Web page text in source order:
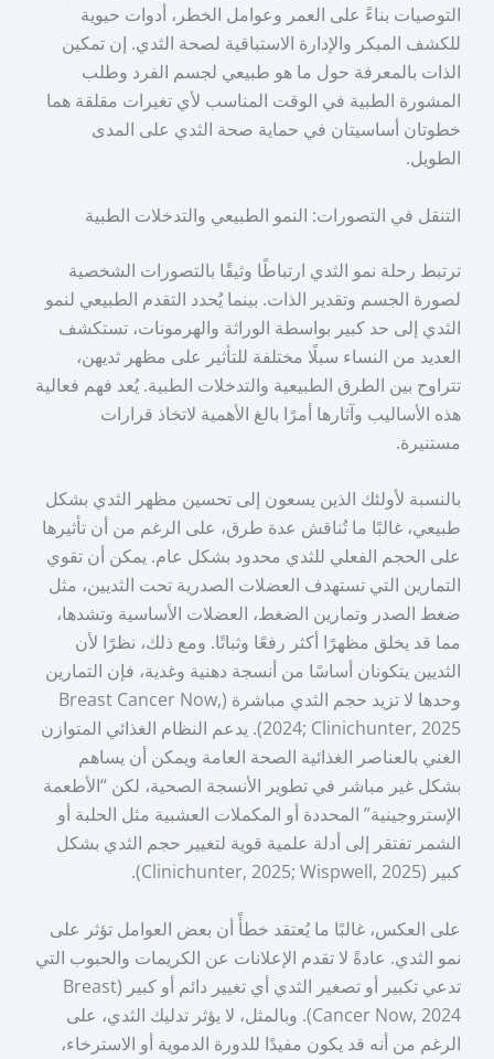
التوصيات بناءً على العمر وعوامل الخطر، أدوات حيوية
للكشف المبكر والإدارة الاستباقية لصحة الثدي. إن تمكين
الذات بالمعرفة حول ما هو طبيعي لجسم الفرد وطلب
المشورة الطبية في الوقت المناسب لأي تغيرات مقلقة هما
خطوتان أساسيتان في حماية صحة الثدي على المدى
الطويل.
التنقل في التصورات: النمو الطبيعي والتدخلات الطبية
ترتبط رحلة نمو الثدي ارتباطًا وثيقًا بالتصورات الشخصية
لصورة الجسم وتقدير الذات. بينما يُحدد التقدم الطبيعي لنمو
الثدي إلى حد كبير بواسطة الوراثة والهرمونات، تستكشف
العديد من النساء سبلًا مختلفة للتأثير على مظهر ثديهن،
تتراوح بين الطرق الطبيعية والتدخلات الطبية. يُعد فهم فعالية
هذه الأساليب وآثارها أمرًا بالغ الأهمية لاتخاذ قرارات
مستنيرة.
بالنسبة لأولئك الذين يسعون إلى تحسين مظهر الثدي بشكل
طبيعي، غالبًا ما تُناقش عدة طرق، على الرغم من أن تأثيرها
على الحجم الفعلي للثدي محدود بشكل عام. يمكن أن تقوي
التمارين التي تستهدف العضلات الصدرية تحت الثديين، مثل
ضغط الصدر وتمارين الضغط، العضلات الأساسية وتشدها،
مما قد يخلق مظهرًا أكثر رفعًا وثباتًا. ومع ذلك، نظرًا لأن
الثديين يتكونان أساسًا من أنسجة دهنية وغدية، فإن التمارين
وحدها لا تزيد حجم الثدي مباشرة (Breast Cancer Now,
2024; Clinichunter, 2025). يدعم النظام الغذائي المتوازن
الغني بالعناصر الغذائية الصحة العامة ويمكن أن يساهم
بشكل غير مباشر في تطوير الأنسجة الصحية، لكن “الأطعمة
الإستروجينية” المحددة أو المكملات العشبية مثل الحلبة أو
الشمر تفتقر إلى أدلة علمية قوية لتغيير حجم الثدي بشكل
كبير (Clinichunter, 2025; Wispwell, 2025).
على العكس، غالبًا ما يُعتقد خطأً أن بعض العوامل تؤثر على
نمو الثدي. عادةً لا تقدم الإعلانات عن الكريمات والحبوب التي
تدعي تكبير أو تصغير الثدي أي تغيير دائم أو كبير (Breast
Cancer Now, 2024). وبالمثل، لا يؤثر تدليك الثدي، على
الرغم من أنه قد يكون مفيدًا للدورة الدموية أو الاسترخاء،